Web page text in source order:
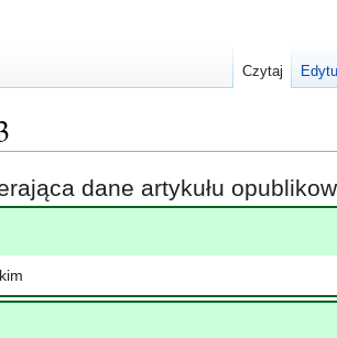
dane artykułu
Czytaj